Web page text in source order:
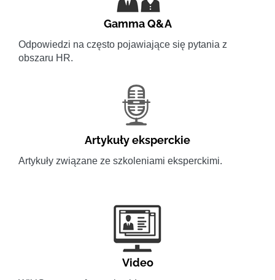
Gamma Q&A
Odpowiedzi na często pojawiające się pytania z
obszaru HR.
Artykuły eksperckie
Artykuły związane ze szkoleniami eksperckimi.
Video